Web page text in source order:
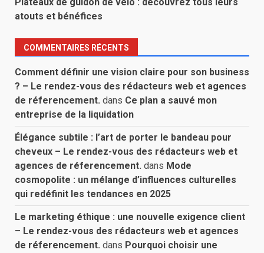
atouts et bénéfices
COMMENTAIRES RÉCENTS
Comment définir une vision claire pour son business
? – Le rendez-vous des rédacteurs web et agences
de réferencement. dans Ce plan a sauvé mon
entreprise de la liquidation
Élégance subtile : l’art de porter le bandeau pour
cheveux – Le rendez-vous des rédacteurs web et
agences de réferencement. dans Mode
cosmopolite : un mélange d’influences culturelles
qui redéfinit les tendances en 2025
Le marketing éthique : une nouvelle exigence client
– Le rendez-vous des rédacteurs web et agences
de réferencement. dans Pourquoi choisir une